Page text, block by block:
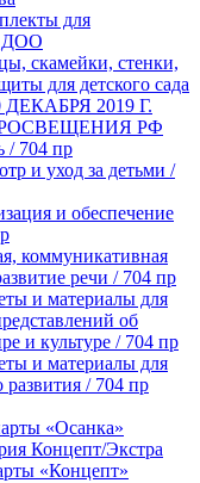
для
ДОО
скамейки, стенки,
для детского сада
2019 Г.
РФ
/ 704 пр
и уход за детьми /
и обеспечение
коммуникативная
речи / 704 пр
и материалы для
об
и культуре / 704 пр
и материалы для
развития / 704 пр
«Осанка»
Концепт/Экстра
«Концепт»